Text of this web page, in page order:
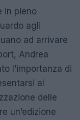
in pieno
agli
ad arrivare
Andrea
l’importanza di
al
delle
un’edizione